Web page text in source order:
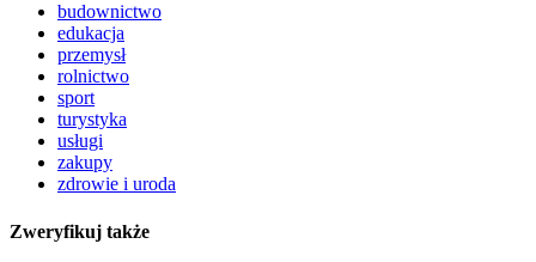
budownictwo
edukacja
przemysł
rolnictwo
sport
turystyka
usługi
zakupy
zdrowie i uroda
Zweryfikuj także